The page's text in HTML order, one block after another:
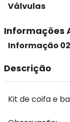
Válvulas
Informações
Informação 02
Descrição
Kit de coifa e